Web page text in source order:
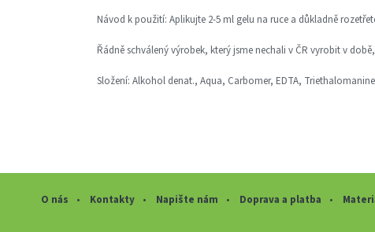
Návod k použití: Aplikujte 2-5 ml gelu na ruce a důkladně
Řádně schválený výrobek, který jsme nechali v ČR vyrobit v
Složení: Alkohol denat., Aqua, Carbomer, EDTA, Triethalomanine
O nás Kontakty Napište nám Doprava a platba